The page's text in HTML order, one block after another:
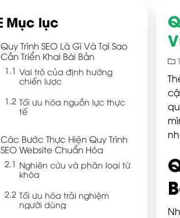
Mục lục
Quy Trình SEO Là Gì Và Tại Sao
Cần Triển Khai Bài Bản
Vai trò của định hướng
chiến lược
Tối ưu hóa nguồn lực thực
tế
Các Bước Thực Hiện Quy Trình
SEO Website Chuẩn Hóa
Nghiên cứu và phân loại từ
khóa
Tối ưu hóa trải nghiệm
người dùng